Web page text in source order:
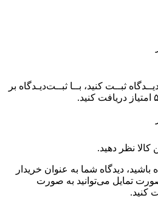
ثبــت کنید، بــا ثبــت‌دیـدگاه بر
کالا نظر دهید.
دیدگاه شما به عنوان خریدار
تمایل می‌توانید به صورت
کنید.